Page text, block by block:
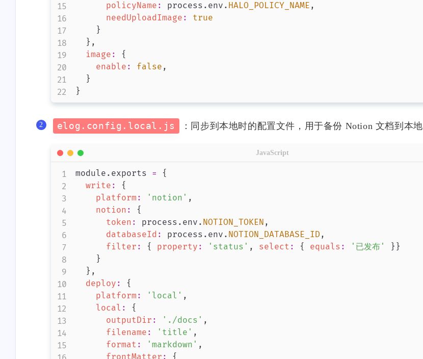
policyName : process . env . HALO_POLICY_NAME ,
needUploadImage :
true
}
} ,
image :
{
enable : false ,
}
}
elog.config.local.js ：同步到本地时的配置文件，用于备份 Notion 文档到本地
module . exports =
{
write :
{
platform : 'notion' ,
notion :
{
token : process . env . NOTION_TOKEN ,
databaseId : process . env . NOTION_DATABASE_ID ,
filter : { property : 'status' , select : { equals : '已发布' } }
}
} ,
deploy :
{
platform : 'local' ,
local :
{
outputDir : './docs' ,
filename : 'title' ,
format : 'markdown' ,
frontMatter :
{
JavaScript